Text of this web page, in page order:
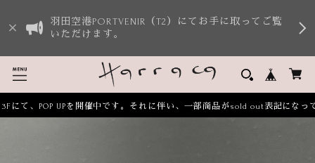
羽田空港PORTVENIR（T2）にてお手に取ってご覧
いただけます。
て、POP UPを開催中です。それに伴い、一部商品がsold out表記になっ